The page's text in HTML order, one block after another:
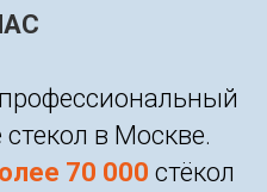
в Москве.
70 000 стёкол